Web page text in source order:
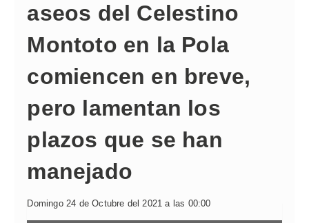
aseos del Celestino
Montoto en la Pola
comiencen en breve,
pero lamentan los
plazos que se han
manejado
Domingo 24 de Octubre del 2021 a las 00:00